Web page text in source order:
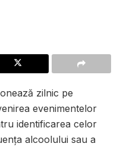
zilnic pe
evenimentelor
identificarea celor
alcoolului sau a